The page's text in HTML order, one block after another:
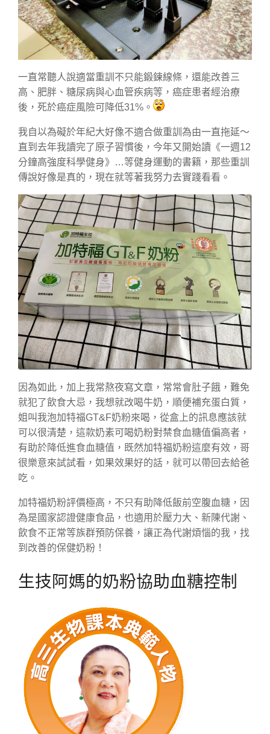
一直常聽人說適當重訓不只能鍛鍊線條，還能改善三
高、肥胖、糖尿病與心血管疾病等，癌症患者經治療
後，死於癌症風險可降低31%。
我自以為礙於年紀大好像不適合做重訓為由一直拖延～
直到去年我讀完了原子習慣後，今年又開始讀《一週12
分鐘高強度科學健身》…等健身運動的書籍，那些重訓
傳說好像是真的，現在就等著我努力去實踐看看。
因為如此，加上我常熬夜寫文章，常常會肚子餓，難免
就犯了飲食大忌，我想就改喝牛奶，順便補充蛋白質，
姐叫我泡加特福GT&F奶粉來喝，從盒上的訊息應該就
可以很清楚，這款奶素可喝奶粉對禁食血糖值偏高者，
有助於降低進食血糖值，既然加特福奶粉這麼有效，哥
很樂意來試試看，如果效果好的話，就可以帶回去給爸
吃。
加特福奶粉評價極高，不只有助降低飯前空腹血糖，因
為是國家認證健康食品，也適用於壓力大、新陳代謝、
飲食不正常等族群預防保養，讓正為代謝煩惱的我，找
到改善的保健奶粉！
生技阿媽的奶粉協助血糖控制